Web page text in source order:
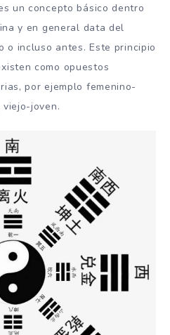
un concepto básico dentro
y en general data del
o incluso antes. Este principio
como opuestos
por ejemplo femenino-
joven.